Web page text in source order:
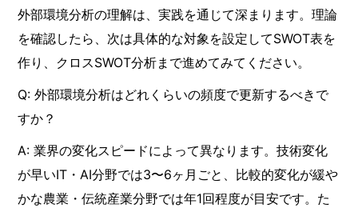
外部環境分析の理解は、実践を通じて深まります。理論
を確認したら、次は具体的な対象を設定してSWOT表を
作り、クロスSWOT分析まで進めてみてください。
Q: 外部環境分析はどれくらいの頻度で更新するべきで
すか？
A: 業界の変化スピードによって異なります。技術変化
が早いIT・AI分野では3〜6ヶ月ごと、比較的変化が緩や
かな農業・伝統産業分野では年1回程度が目安です。た